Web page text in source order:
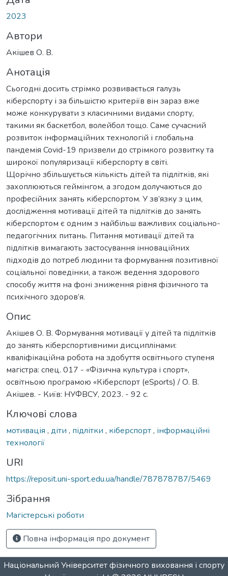
2023
Автори
Акішев О. В.
Анотація
Сьогодні досить стрімко розвивається галузь
кіберспорту і за більшістю критеріїв він зараз вже
може конкурувати з класичними видами спорту,
такими як баскетбол, волейбол тощо. Саме сучасний
розвиток інформаційних технологій і глобальна
пандемія Covid-19 призвели до стрімкого розвитку та
широкої популяризації кіберспорту в світі.
Щорічно збільшується кількість дітей та підлітків, які
захоплюються геймінгом, а згодом долучаються до
професійних занять кіберспортом. У зв’язку з цим,
дослідження мотивації дітей та підлітків до занять
кіберспортом є одним з найбільш важливих соціально-
педагогічних питань. Питання мотивації дітей та
підлітків вимагають застосування інноваційних
підходів до потреб людини та формування позитивної
соціальної поведінки, а також ведення здорового
способу життя на фоні зниження рівня фізичного та
психічного здоров’я.
Опис
Акішев О. В. Формування мотивації у дітей та підлітків
до занять кіберспортивними дисциплінами:
кваліфікаційна робота на здобуття освітнього ступеня
магістра: спец. 017 - «Фізична культура і спорт»,
освітньою програмою «Кіберспорт (eSports) / О. В.
Акішев. - Київ: НУФВСУ, 2023. - 92 с.
Ключові слова
мотивація , діти , підлітки , кіберспорт, інформаційні
технології
URI
https://reposit.uni-sport.edu.ua/handle/787878787/5469
Зібрання
Магістерські роботи
Повна інформація про документ
Національний Університет фізичного виховання і спорту